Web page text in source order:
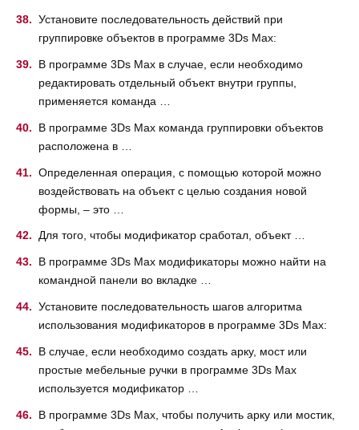
Установите последовательность действий при
группировке объектов в программе 3Ds Max:
В программе 3Ds Max в случае, если необходимо
редактировать отдельный объект внутри группы,
применяется команда …
В программе 3Ds Max команда группировки объектов
расположена в …
Определенная операция, с помощью которой можно
воздействовать на объект с целью создания новой
формы, – это …
Для того, чтобы модификатор сработал, объект …
В программе 3Ds Max модификаторы можно найти на
командной панели во вкладке …
Установите последовательность шагов алгоритма
использования модификаторов в программе 3Ds Max:
В случае, если необходимо создать арку, мост или
простые мебельные ручки в программе 3Ds Max
используется модификатор …
В программе 3Ds Max, чтобы получить арку или мостик,